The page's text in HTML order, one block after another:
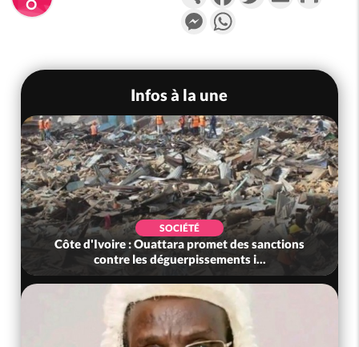
Messenger
Infos à la une
SOCIÉTÉ
Côte d'Ivoire : Ouattara promet des sanctions
contre les déguerpissements i...